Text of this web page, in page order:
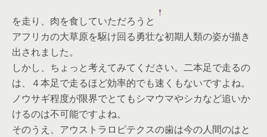
を走り、肉を食していただろうと
アフリカの大草原を駆け回る勇壮な初期人類の姿が描き
出されました。
しかし、ちょっと考えてみてください。二本足で走るの
は、４本足で走るほど効率的でも速くもないですよね。
ノウサギ程度が限界でとてもシマウマやシカなど追いか
けるのは不可能ですよね。
そのうえ、アウストラロピテクスの歯は今の人間のはと